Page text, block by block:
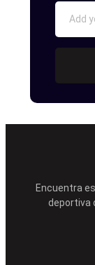
Encuentra
deportiva